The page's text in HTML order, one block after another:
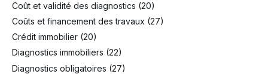
Coût et validité des diagnostics (20)
Coûts et financement des travaux (27)
Crédit immobilier (20)
Diagnostics immobiliers (22)
Diagnostics obligatoires (27)